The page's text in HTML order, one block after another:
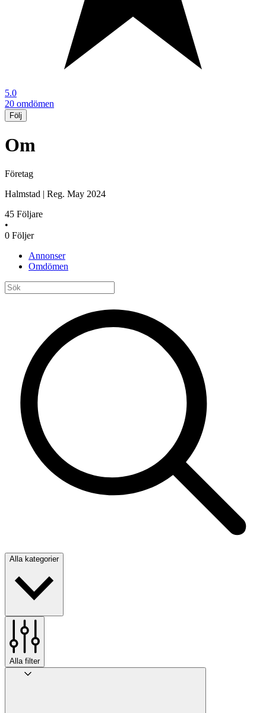
5.0
20 omdömen
Följ
Om
Företag
Halmstad
Reg. May 2024
45 Följare
•
0 Följer
Annonser
Omdömen
Alla kategorier
Alla filter